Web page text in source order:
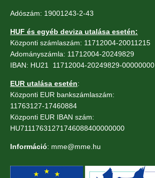
Adószám: 19001243-2-43
HUF és egyéb deviza utalása esetén:
Központi számlaszám: 11712004-20011215
Adományszámla: 11712004-20249829
IBAN: HU21 11712004-20249829-00000000
EUR utalása esetén:
Központi EUR bankszámlaszám:
11763127-17460884
Központi EUR IBAN szám:
HU71117631271746088400000000
Információ: mme@mme.hu